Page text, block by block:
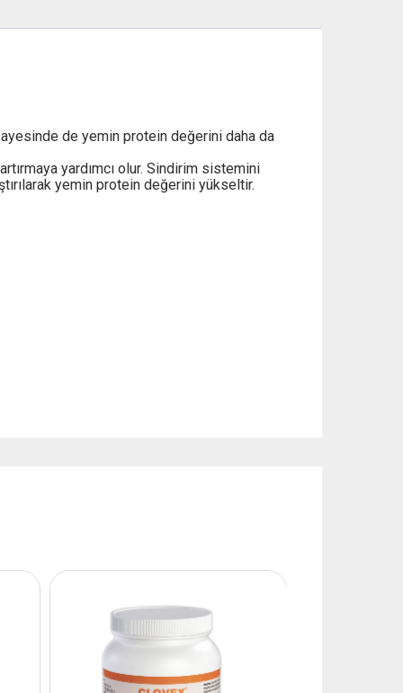
de yemin protein değerini daha da
yardımcı olur. Sindirim sistemini
yemin protein değerini yükseltir.